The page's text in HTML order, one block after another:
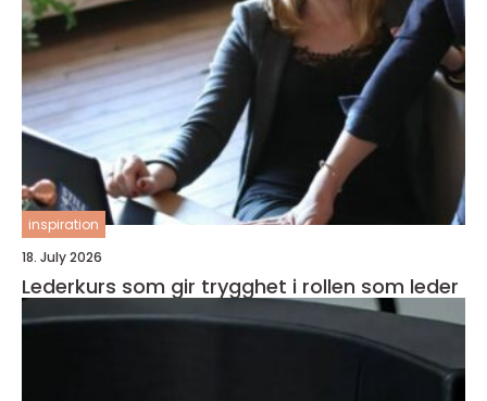
inspiration
18. July 2026
Lederkurs som gir trygghet i rollen som leder